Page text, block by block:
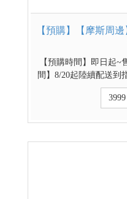
【預購】【摩斯周
【預購時間】即日起
間】8/20起陸續配送到
若特聯名款，採上掀式
內收納 空間極大化，
李箱即贈防塵套、透明
3999